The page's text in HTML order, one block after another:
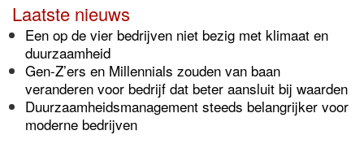
Laatste nieuws
Een op de vier bedrijven niet bezig met klimaat en
duurzaamheid
Gen-Z’ers en Millennials zouden van baan
veranderen voor bedrijf dat beter aansluit bij waarden
Duurzaamheidsmanagement steeds belangrijker voor
moderne bedrijven